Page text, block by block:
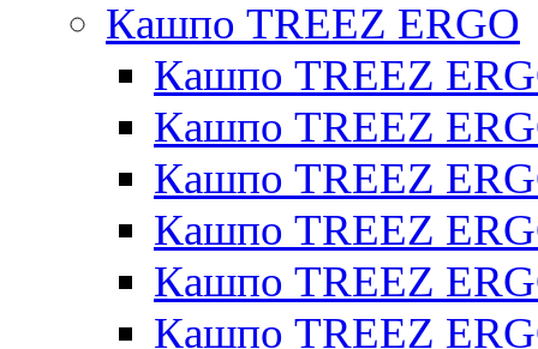
Кашпо TREEZ ERGO
Кашпо TREEZ
Кашпо TREEZ
Кашпо TREEZ
Кашпо TREEZ
Кашпо TREEZ
Кашпо TREEZ